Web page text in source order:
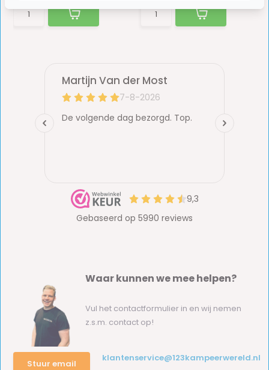
Waar kunnen we mee helpen?
Vul het contactformulier in en wij nemen
z.s.m. contact op!
Stuur email
klantenservice@123kampeerwereld.nl